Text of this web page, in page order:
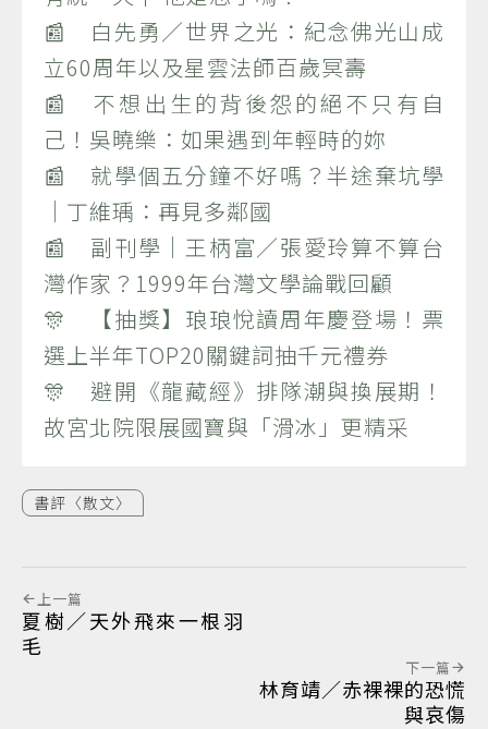
📰 白先勇／世界之光：紀念佛光山成
立60周年以及星雲法師百歲冥壽
📰 不想出生的背後怨的絕不只有自
己！吳曉樂：如果遇到年輕時的妳
📰 就學個五分鐘不好嗎？半途棄坑學
｜丁維瑀：再見多鄰國
📰 副刊學｜王柄富／張愛玲算不算台
灣作家？1999年台灣文學論戰回顧
🎊 【抽獎】琅琅悅讀周年慶登場！票
選上半年TOP20關鍵詞抽千元禮券
🎊 避開《龍藏經》排隊潮與換展期！
故宮北院限展國寶與「滑冰」更精采
書評〈散文〉
上一篇
夏樹／天外飛來一根羽
毛
下一篇
林育靖／赤裸裸的恐慌
與哀傷